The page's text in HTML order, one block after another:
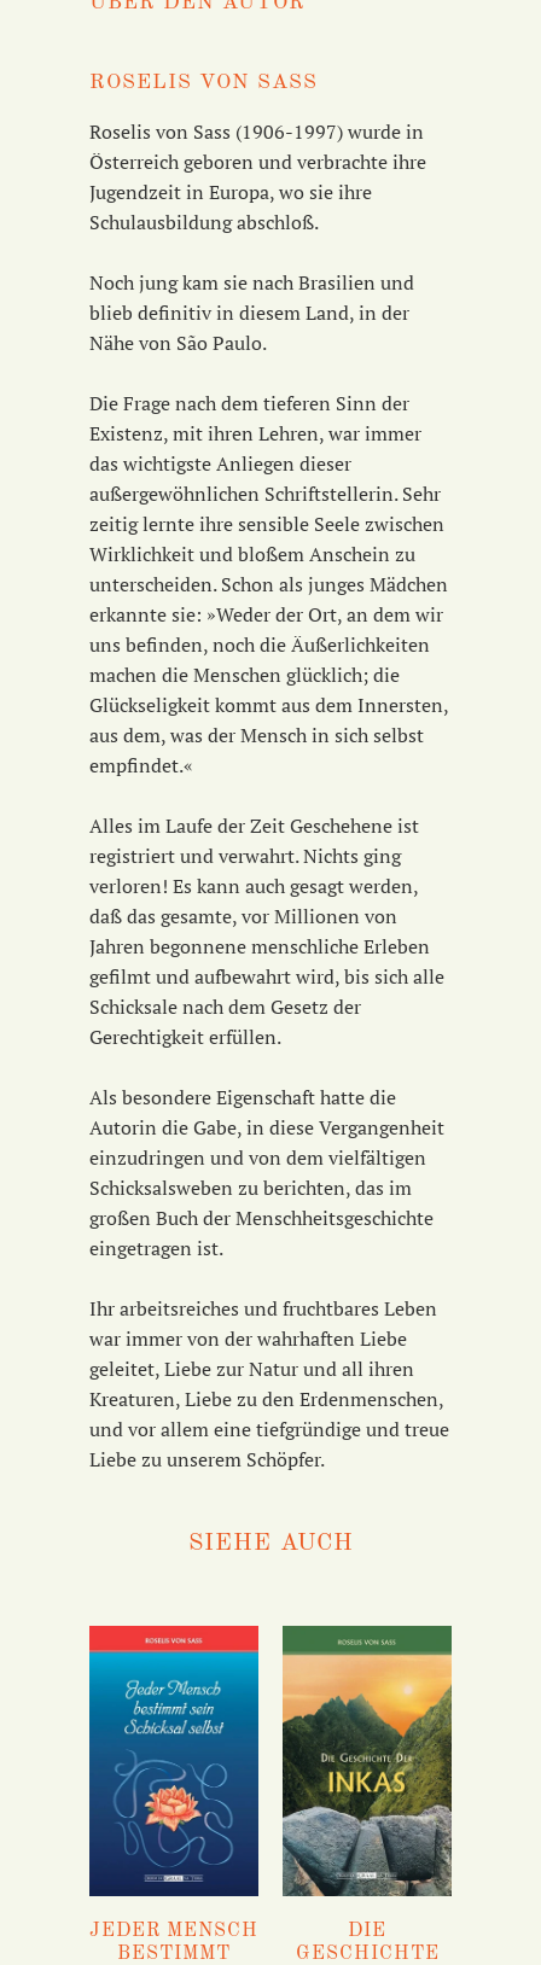
ROSELIS VON SASS
Roselis von Sass (1906-1997) wurde in
Österreich geboren und verbrachte ihre
Jugendzeit in Europa, wo sie ihre
Schulausbildung abschloß.
Noch jung kam sie nach Brasilien und
blieb definitiv in diesem Land, in der
Nähe von São Paulo.
Die Frage nach dem tieferen Sinn der
Existenz, mit ihren Lehren, war immer
das wichtigste Anliegen dieser
außergewöhnlichen Schriftstellerin. Sehr
zeitig lernte ihre sensible Seele zwischen
Wirklichkeit und bloßem Anschein zu
unterscheiden. Schon als junges Mädchen
erkannte sie: »Weder der Ort, an dem wir
uns befinden, noch die Äußerlichkeiten
machen die Menschen glücklich; die
Glückseligkeit kommt aus dem Innersten,
aus dem, was der Mensch in sich selbst
empfindet.«
Alles im Laufe der Zeit Geschehene ist
registriert und verwahrt. Nichts ging
verloren! Es kann auch gesagt werden,
daß das gesamte, vor Millionen von
Jahren begonnene menschliche Erleben
gefilmt und aufbewahrt wird, bis sich alle
Schicksale nach dem Gesetz der
Gerechtigkeit erfüllen.
Als besondere Eigenschaft hatte die
Autorin die Gabe, in diese Vergangenheit
einzudringen und von dem vielfältigen
Schicksalsweben zu berichten, das im
großen Buch der Menschheitsgeschichte
eingetragen ist.
Ihr arbeitsreiches und fruchtbares Leben
war immer von der wahrhaften Liebe
geleitet, Liebe zur Natur und all ihren
Kreaturen, Liebe zu den Erdenmenschen,
und vor allem eine tiefgründige und treue
Liebe zu unserem Schöpfer.
SIEHE AUCH
JEDER MENSCH
BESTIMMT
DIE
GESCHICHTE